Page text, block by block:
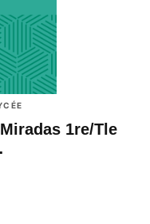
1re/Tle